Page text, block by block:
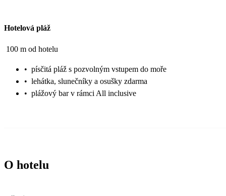
Hotelová pláž
100 m od hotelu
• písčitá pláž s pozvolným vstupem do moře
• lehátka, slunečníky a osušky zdarma
• plážový bar v rámci All inclusive
O hotelu